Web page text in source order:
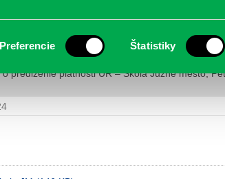
Preferencie Štatistiky
ÚR – Škola Južné mesto,
predĺženie platnosti ÚR – Škola Južné mesto,